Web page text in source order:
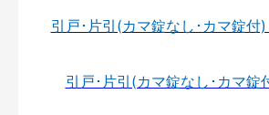
引戸･片引(カマ錠なし･カマ錠付
引戸･片引(カマ錠なし･カマ錠